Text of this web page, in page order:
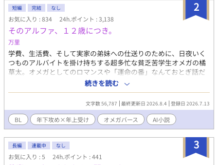
2
短編 完結 なし
お気に入り : 834 24h.ポイント : 3,138
そのアルファ、１２歳につき。
万里
学費、生活費、そして実家の弟妹への仕送りのために、日夜いく
つものアルバイトを掛け持ちする超多忙な貧乏苦学生オメガの橘
草太。オメガとしてのロマンスや「運命の番」なんておとぎ話だ
と切り捨て、日々の生存に必死な彼の通う大学に、ある日驚天動
地の噂が駆け巡る。 それは、アメリカの有名大学を飛び級しまく
り、12歳にして大学の特任研究生として招かれた天才少年がやっ
てくるというものだった。 キャンパスに現れたのは、クォーター
で金髪青目、まるで生きているお人形のように美しく、しかし身
長153センチとちんまりした少年、光瀬川 アレクサンダー レオ。
大人の教授たちを相手に生意気に指図するレオだったが、草太を
見た瞬間に「運命の番」だと確信し、感情を昂らせて猛烈なプロ
ポーズを敢行する。 しかし、毎日の過労と安物の抑制剤のせいで
続きを読む
文字数 56,787 最終更新日 2026.8.4 登録日 2026.7.13
BL 年下攻め×年上受け オメガバース AI小説
3
長編 連載中 なし
お気に入り : 5 24h.ポイント : 441